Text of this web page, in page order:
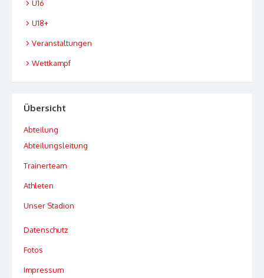
U16
U18+
Veranstaltungen
Wettkampf
Übersicht
Abteilung
Abteilungsleitung
Trainerteam
Athleten
Unser Stadion
Datenschutz
Fotos
Impressum